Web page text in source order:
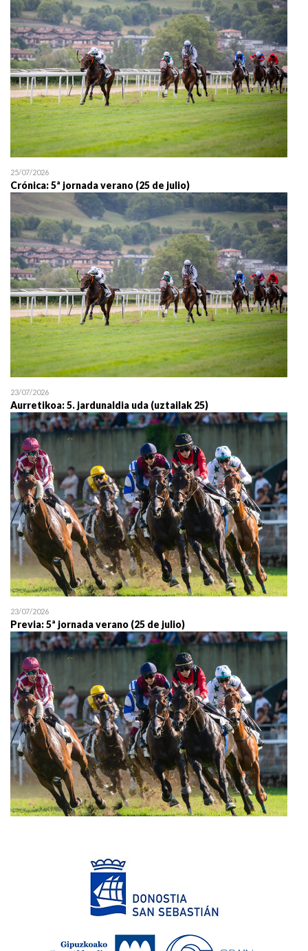
25/07/2026
Crónica: 5ª jornada verano (25 de julio)
23/07/2026
Aurretikoa: 5. jardunaldia uda (uztailak 25)
23/07/2026
Previa: 5ª jornada verano (25 de julio)